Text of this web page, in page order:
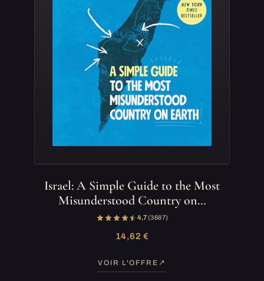
Israel: A Simple Guide to the Most
Misunderstood Country on…
4,7(3 687)
14,62 €
VOIR L'OFFRE